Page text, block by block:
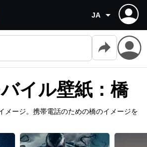
JA
イル壁紙：橋
メージ。携帯電話のための橋のイメージを